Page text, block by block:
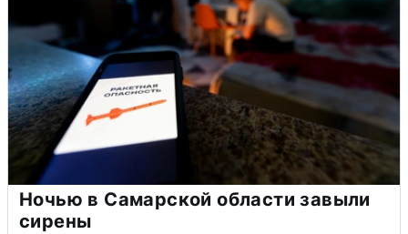
Ночью в Самарской области завыли
сирены